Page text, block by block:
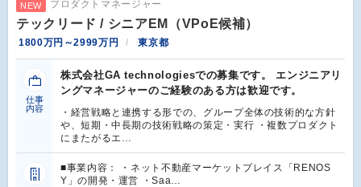
NEW プロダクトマネージャー
テックリード / シニアEM（VPoE候補）
1800万円～2999万円 東京都
仕事
内容
株式会社GA technologiesでの募集です。 エンジニアリ
ングマネージャーのご経験のある方は歓迎です。
・経営戦略と連携する形での、グループ全体の技術的な方針
や、短期・中長期の技術戦略の策定・実行 ・複数プロダクト
にまたがるエ…
■事業内容： ・ネット不動産マーケットプレイス「RENOS
Y」の開発・運営 ・Saa…